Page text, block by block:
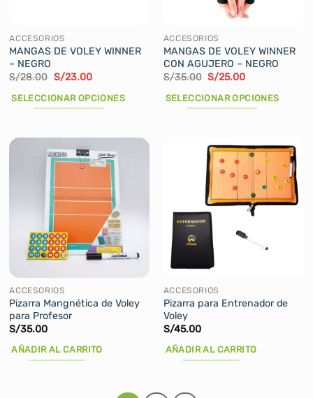
la
página
de
producto
ACCESORIOS
MANGAS DE VOLEY WINNER
– NEGRO
S/28.00 El
original
era:
S/23.00El
actual
es:
SELECCIONAR OPCIONES
tiene
múltiples
variantes.
pueden
elegir
en
la
página
de
producto
ACCESORIOS
MANGAS DE VOLEY WINNER
CON AGUJERO – NEGRO
S/35.00 El
original
era:
S/25.00El
actual
es:
SELECCIONAR OPCIONES
variantes.
se
pueden
elegir
en
la
página
de
producto
ACCESORIOS
Pizarra Mangnética de Voley
para Profesor
S/35.00
AÑADIR AL CARRITO
ACCESORIOS
Pizarra para Entrenador de
Voley
S/45.00
AÑADIR AL CARRITO